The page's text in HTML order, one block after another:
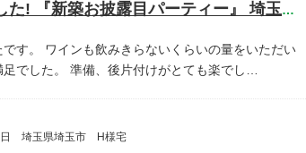
開催しました! 『新築お披露目パーティー』 埼玉県越谷市 K様宅
す。
ワインも飲みきらないくらいの量をいただい
でした。
準備、後片付けがとても楽でし…
日 埼玉県埼玉市 H様宅